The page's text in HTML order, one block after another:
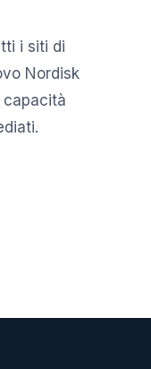
i siti di
Nordisk
capacità